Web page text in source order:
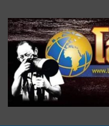
to
content